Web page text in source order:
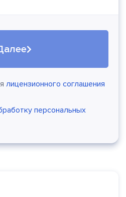
лицензионного соглашения
персональных